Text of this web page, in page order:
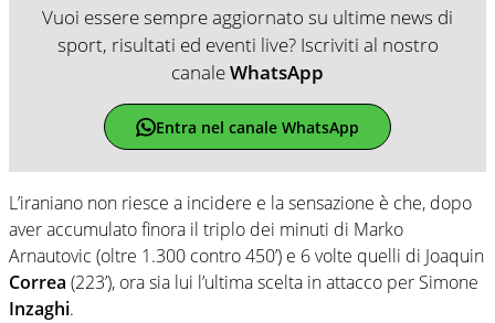
Vuoi essere sempre aggiornato su ultime news di
sport, risultati ed eventi live? Iscriviti al nostro
canaleWhatsApp
Entra nel canale WhatsApp
L’iraniano non riesce a incidere e la sensazione è che, dopo
aver accumulato finora il triplo dei minuti di Marko
Arnautovic (oltre 1.300 contro 450’) e 6 volte quelli di Joaquin
Correa (223’), ora sia lui l’ultima scelta in attacco per Simone
Inzaghi.